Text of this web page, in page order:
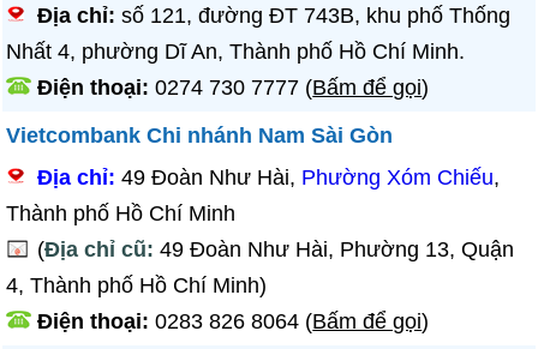
Địa chỉ:số 121, đường ĐT 743B, khu phố Thống
Nhất 4, phường Dĩ An, Thành phố Hồ Chí Minh.
Điện thoại:0274 730 7777 (Bấm để gọi)
Vietcombank Chi nhánh Nam Sài Gòn
Địa chỉ:49 Đoàn Như Hài, Phường Xóm Chiếu,
Thành phố Hồ Chí Minh
(Địa chỉ cũ:49 Đoàn Như Hài, Phường 13, Quận
4, Thành phố Hồ Chí Minh)
Điện thoại:0283 826 8064 (Bấm để gọi)